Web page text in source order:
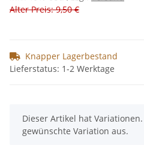
Alter Preis: 9,50 €
Knapper Lagerbestand
Lieferstatus: 1-2 Werktage
x
Dieser Artikel hat
gewünschte Variation aus.